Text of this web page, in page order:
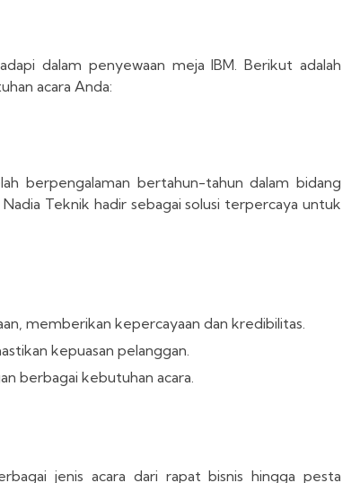
dalam penyewaan meja IBM. Berikut adalah
acara Anda:
berpengalaman bertahun-tahun dalam bidang
Teknik hadir sebagai solusi terpercaya untuk
memberikan kepercayaan dan kredibilitas.
kepuasan pelanggan.
berbagai kebutuhan acara.
jenis acara dari rapat bisnis hingga pesta